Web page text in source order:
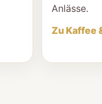
Anlässe.
Zu Kaffee